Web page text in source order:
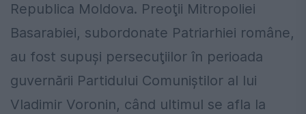
Republica Moldova. Preoţii Mitropoliei
Basarabiei, subordonate Patriarhiei române,
au fost supuşi persecuţiilor în perioada
guvernării Partidului Comuniştilor al lui
Vladimir Voronin, când ultimul se afla la